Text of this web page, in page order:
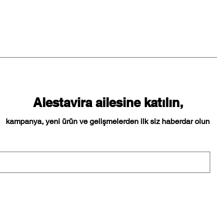
Alestavira ailesine katılın,
kampanya, yeni ürün ve gelişmelerden ilk siz haberdar olun